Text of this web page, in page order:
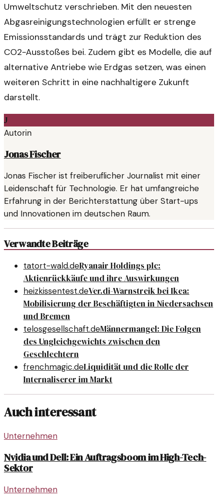
Umweltschutz verschrieben. Mit den neuesten
Abgasreinigungstechnologien erfüllt er strenge
Emissionsstandards und trägt zur Reduktion des
CO2-Ausstoßes bei. Zudem gibt es Modelle, die auf
alternative Antriebe wie Erdgas setzen, was einen
weiteren Schritt in eine nachhaltigere Zukunft
darstellt.
J
Autorin
Jonas Fischer
Jonas Fischer ist freiberuflicher Journalist mit einer
Leidenschaft für Technologie. Er hat umfangreiche
Erfahrung in der Berichterstattung über Start-ups
und Innovationen im deutschen Raum.
Verwandte Beiträge
tatort-wald.deRyanair Holdings plc:
Aktienrückkäufe und ihre Auswirkungen
heizkissentest.deVer.di-Warnstreik bei Ikea:
Mobilisierung der Beschäftigten in Niedersachsen
und Bremen
telosgesellschaft.deMännermangel: Die Folgen
des Ungleichgewichts zwischen den
Geschlechtern
frenchmagic.deLiquidität und die Rolle der
Internaliserer im Markt
Auch interessant
Unternehmen
Nvidia und Dell: Ein Auftragsboom im High-Tech-
Sektor
Unternehmen